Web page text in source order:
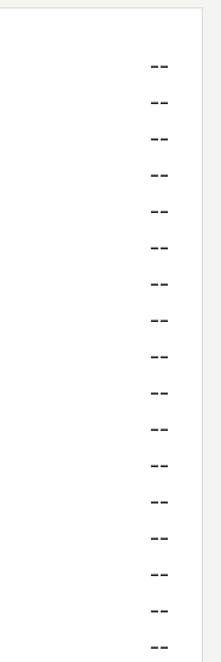
--
--
--
--
--
--
--
--
--
--
--
--
--
--
--
--
--